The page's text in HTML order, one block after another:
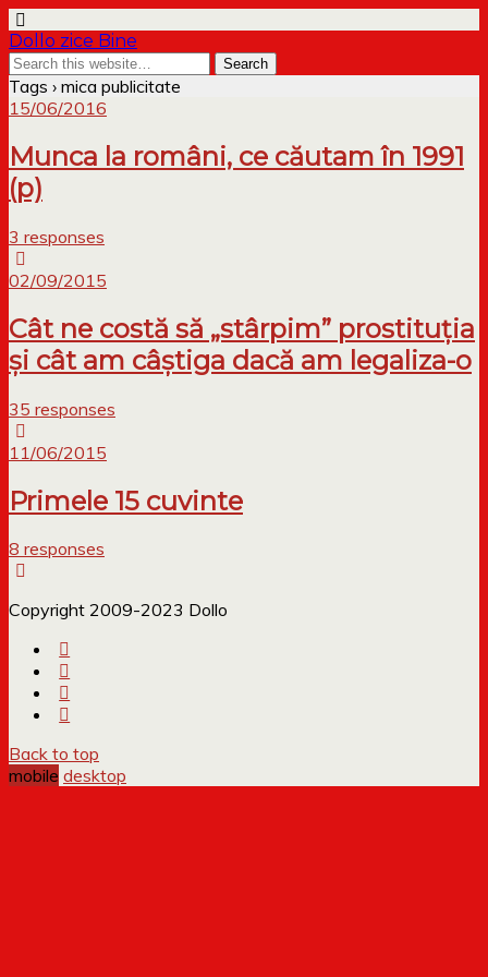
Dollo zice Bine
Tags › mica publicitate
15/06/2016
Munca la români, ce căutam în 1991
(p)
3 responses
02/09/2015
Cât ne costă să „stârpim” prostituția
și cât am câștiga dacă am legaliza-o
35 responses
11/06/2015
Primele 15 cuvinte
8 responses
Copyright 2009-2023 Dollo
Back to top
mobile desktop